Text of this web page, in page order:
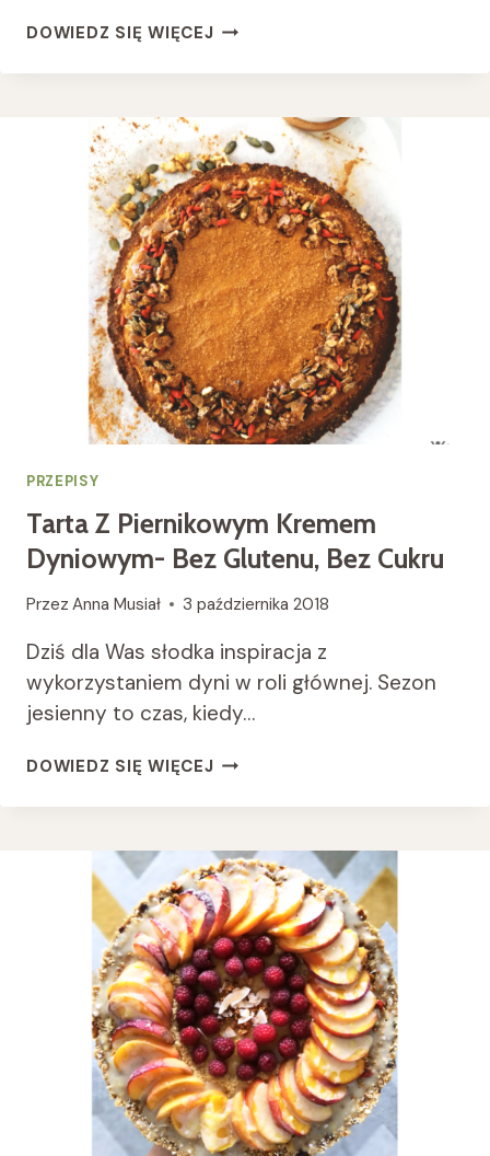
DOWIEDZ SIĘ WIĘCEJ WEGAŃSKIE
PIERNICZKI
PRZEPISY
Tarta Z Piernikowym Kremem
Dyniowym- Bez Glutenu, Bez Cukru
Przez Anna Musiał 3 października 2018
Dziś dla Was słodka inspiracja z
wykorzystaniem dyni w roli głównej. Sezon
jesienny to czas, kiedy…
DOWIEDZ SIĘ WIĘCEJ TARTA
PIERNIKOWYM
DYNIOWYM-
BEZ
GLUTENU,
BEZ
CUKRU